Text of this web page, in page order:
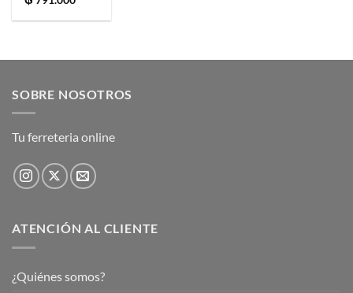
SOBRE NOSOTROS
Tu ferreteria online
ATENCIÓN AL CLIENTE
¿Quiénes somos?